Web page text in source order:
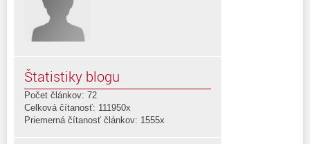
Štatistiky blogu
Počet článkov: 72
Celková čítanosť: 111950x
Priemerná čítanosť článkov: 1555x